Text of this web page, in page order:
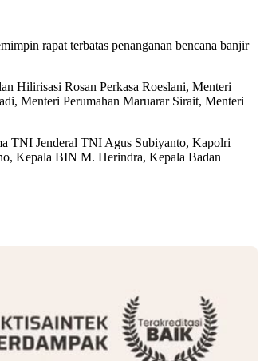
rapat terbatas penanganan bencana banjir
Hilirisasi Rosan Perkasa Roeslani, Menteri
Menteri Perumahan Maruarar Sirait, Menteri
TNI Jenderal TNI Agus Subiyanto, Kapolri
Kepala BIN M. Herindra, Kepala Badan